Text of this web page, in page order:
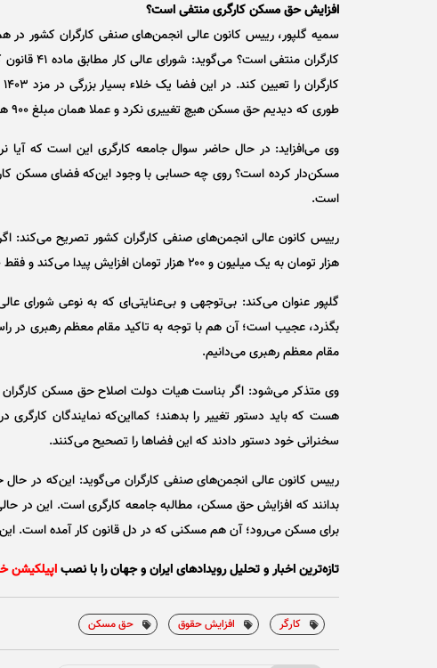
افزایش حق مسکن کارگری منتفی است؟
سمیه گلپور، رییس کانون عالی انجمن‌های صنفی کارگران کشور در
کارگران
طوری که دیدیم حق مسکن هیچ تغییری نکرد و عملا همان مبلغ ۹۰۰ هزار تومان سال گذشته اعمال شد.
وی می‌افزاید: در حال حاضر سوال جامعه کارگری این است که آیا
مسکن‌دار کرده است؟ روی چه حسابی با وجود این‌که فضای مسکن
است.
هزار تومان به یک میلیون و ۲۰۰ هزار تومان افزایش پیدا می‌کند و فقط ۳۰۰ هزار تومان روی حقوق کارگر می‌رود.
گلپور عنوان می‌کند: بی‌توجهی و بی‌عنایتی‌ای که به نوعی شورای
بگذرد، عجیب است؛ آن هم با توجه به تاکید مقام معظم رهبری در
مقام معظم رهبری می‌دانیم.
وی متذکر می‌شود: اگر بناست هیات دولت اصلاح حق مسکن کارگران
هست که باید دستور تغییر را بدهند؛ کمااین‌که نمایندگان کارگری
سخنرانی خود دستور دادند که این فضا‌ها را تصحیح می‌کنند.
رییس کانون عالی انجمن‌های صنفی کارگران می‌گوید: این‌که در حال
برای مسکن می‌رود؛ آن هم مسکنی که در دل قانون کار آمده است.
تازه‌ترین اخبار و تحلیل‌ رویدادهای ایران و جهان را با نصباپیلکیشن
کارگر افزایش حقوق حق مسکن